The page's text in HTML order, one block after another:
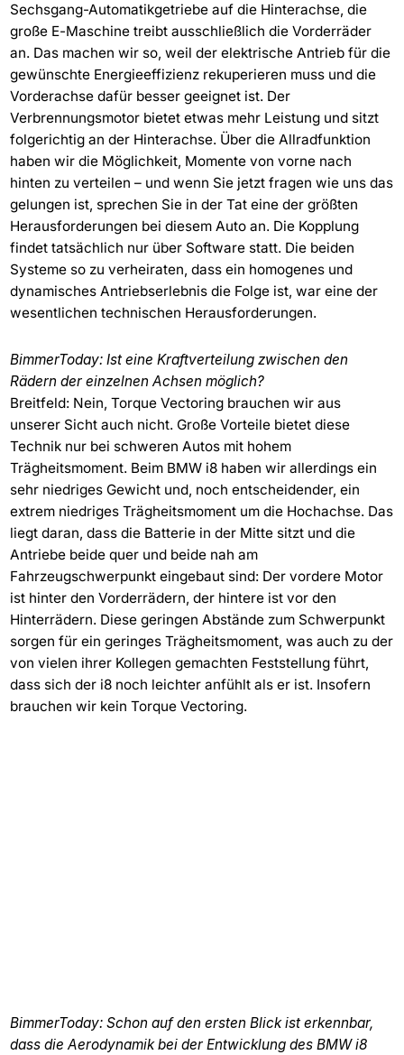
Sechsgang-Automatikgetriebe auf die Hinterachse, die
große E-Maschine treibt ausschließlich die Vorderräder
an. Das machen wir so, weil der elektrische Antrieb für die
gewünschte Energieeffizienz rekuperieren muss und die
Vorderachse dafür besser geeignet ist. Der
Verbrennungsmotor bietet etwas mehr Leistung und sitzt
folgerichtig an der Hinterachse. Über die Allradfunktion
haben wir die Möglichkeit, Momente von vorne nach
hinten zu verteilen – und wenn Sie jetzt fragen wie uns das
gelungen ist, sprechen Sie in der Tat eine der größten
Herausforderungen bei diesem Auto an. Die Kopplung
findet tatsächlich nur über Software statt. Die beiden
Systeme so zu verheiraten, dass ein homogenes und
dynamisches Antriebserlebnis die Folge ist, war eine der
wesentlichen technischen Herausforderungen.
BimmerToday: Ist eine Kraftverteilung zwischen den
Rädern der einzelnen Achsen möglich?
Breitfeld: Nein, Torque Vectoring brauchen wir aus
unserer Sicht auch nicht. Große Vorteile bietet diese
Technik nur bei schweren Autos mit hohem
Trägheitsmoment. Beim BMW i8 haben wir allerdings ein
sehr niedriges Gewicht und, noch entscheidender, ein
extrem niedriges Trägheitsmoment um die Hochachse. Das
liegt daran, dass die Batterie in der Mitte sitzt und die
Antriebe beide quer und beide nah am
Fahrzeugschwerpunkt eingebaut sind: Der vordere Motor
ist hinter den Vorderrädern, der hintere ist vor den
Hinterrädern. Diese geringen Abstände zum Schwerpunkt
sorgen für ein geringes Trägheitsmoment, was auch zu der
von vielen ihrer Kollegen gemachten Feststellung führt,
dass sich der i8 noch leichter anfühlt als er ist. Insofern
brauchen wir kein Torque Vectoring.
BimmerToday: Schon auf den ersten Blick ist erkennbar,
dass die Aerodynamik bei der Entwicklung des BMW i8